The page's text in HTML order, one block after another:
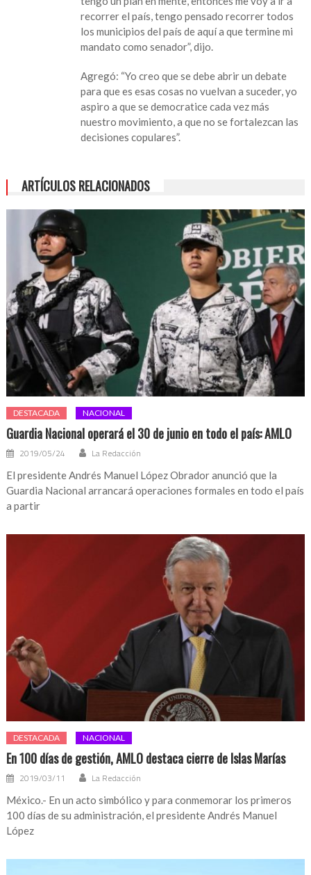
recorrer el país, tengo pensado recorrer todos
los municipios del país de aquí a que termine mi
mandato como senador”, dijo.
Agregó: “Yo creo que se debe abrir un debate
para que es esas cosas no vuelvan a suceder, yo
aspiro a que se democratice cada vez más
nuestro movimiento, a que no se fortalezcan las
decisiones copulares”.
ARTÍCULOS RELACIONADOS
DESTACADA NACIONAL
Guardia Nacional operará el 30 de junio en todo el país: AMLO
2019/05/24 La Redacción
El presidente Andrés Manuel López Obrador anunció que la
Guardia Nacional arrancará operaciones formales en todo el país
a partir
DESTACADA NACIONAL
En 100 días de gestión, AMLO destaca cierre de Islas Marías
2019/03/11 La Redacción
México.- En un acto simbólico y para conmemorar los primeros
100 días de su administración, el presidente Andrés Manuel
López